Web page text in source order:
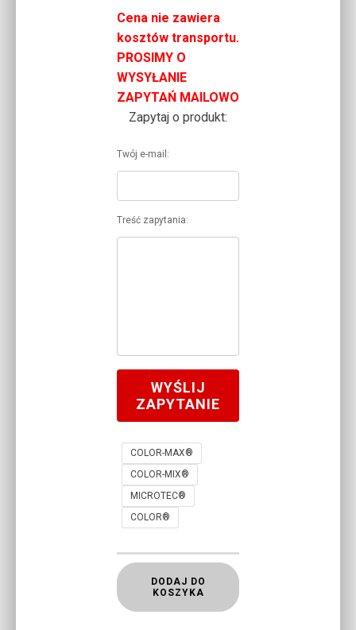
Cena nie zawiera
kosztów transportu.
PROSIMY O
WYSYŁANIE
ZAPYTAŃ MAILOWO
Zapytaj o produkt:
Twój e-mail:
Treść zapytania:
WYŚLIJ
ZAPYTANIE
COLOR-MAX®
COLOR-MIX®
MICROTEC®
COLOR®
DODAJ DO
KOSZYKA